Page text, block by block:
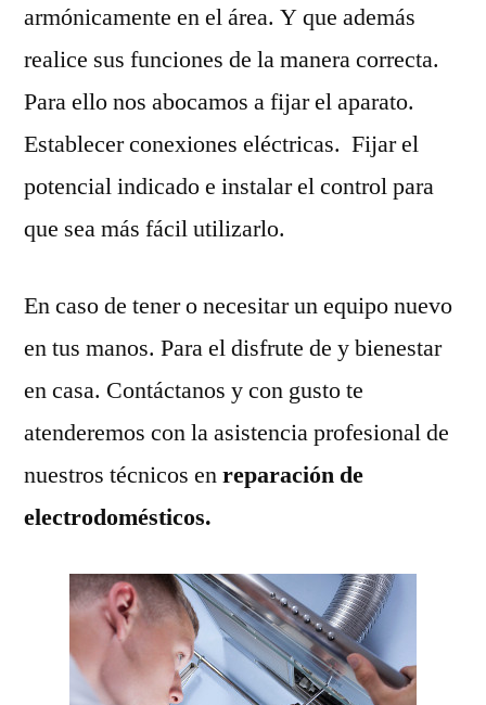
armónicamente en el área. Y que además
realice sus funciones de la manera correcta.
Para ello nos abocamos a fijar el aparato.
Establecer conexiones eléctricas. Fijar el
potencial indicado e instalar el control para
que sea más fácil utilizarlo.
En caso de tener o necesitar un equipo nuevo
en tus manos. Para el disfrute de y bienestar
en casa. Contáctanos y con gusto te
atenderemos con la asistencia profesional de
nuestros técnicos enreparación de
electrodomésticos.